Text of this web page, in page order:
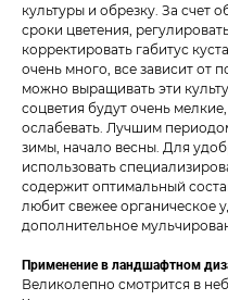
культуры и обрезку. За счет
сроки цветения,
корректировать габитус
очень много, все зависит от
можно выращивать эти
соцветия будут очень
ослабевать. Лучшим
зимы, начало весны. Для
использовать
содержит оптимальный
любит свежее органическое
дополнительное
Применение в ландшафтном
Великолепно смотрится в